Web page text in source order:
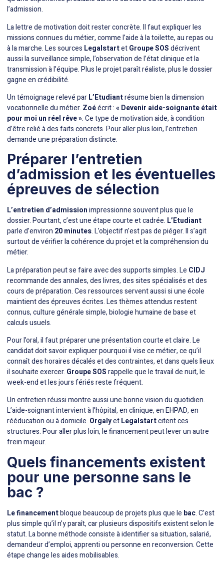
l’admission.
La lettre de motivation doit rester concrète. Il faut expliquer les
missions connues du métier, comme l’aide à la toilette, au repas ou
à la marche. Les sources LegalstartetGroupe SOSdécrivent
aussi la surveillance simple, l’observation de l’état clinique et la
transmission à l’équipe. Plus le projet paraît réaliste, plus le dossier
gagne en crédibilité.
Un témoignage relevé parL’Etudiantrésume bienla dimension
vocationnelle du métier. Zoéécrit :« Devenir aide-soignante était
pour moi un réel rêve ». Ce type de motivation aide, à condition
d’être relié à des faits concrets. Pour aller plus loin, l’entretien
demandeune préparation distincte.
Préparer l’entretien
d’admission et les éventuelles
épreuves de sélection
L’entretien d’admissionimpressionne souvent plus que le
dossier. Pourtant, c’est une étape courte et cadrée. L’Etudiant
parle d’environ 20 minutes. L’objectif n’est pas de piéger. Il s’agit
surtout de vérifier la cohérence du projet et la compréhension du
métier.
La préparation peut se faire avec des supports simples. Le CIDJ
recommande des annales, des livres, des sites spécialisés et des
cours de préparation. Ces ressources servent aussi si une école
maintient des épreuves écrites. Les thèmes attendus restent
connus, culture générale simple, biologie humaine de base et
calculs usuels.
Pour l’oral, il faut préparer une présentation courte et claire. Le
candidat doit savoir expliquer pourquoi il vise ce métier, ce qu’il
connaît des horaires décalés et des contraintes, et dans quels lieux
il souhaite exercer. Groupe SOSrappelle que le travail de nuit, le
week-end et les jours fériés reste fréquent.
Un entretien réussi montre aussi une bonne vision du quotidien.
L’aide-soignant intervient à l’hôpital, en clinique, en EHPAD, en
rééducation ou à domicile. OrgalyetLegalstartcitent ces
structures. Pour aller plus loin, le financement peut lever un autre
frein majeur.
Quels financements existent
pour une personne sans le
bac ?
Le financementbloque beaucoup de projets plus que le bac. C’est
plus simple qu’il n’y paraît, car plusieurs dispositifs existent selon le
statut. La bonne méthode consiste à identifier sa situation, salarié,
demandeur d’emploi, apprenti ou personne en reconversion. Cette
étape change les aides mobilisables.